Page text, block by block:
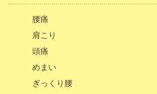
腰痛
肩こり
頭痛
めまい
ぎっくり腰